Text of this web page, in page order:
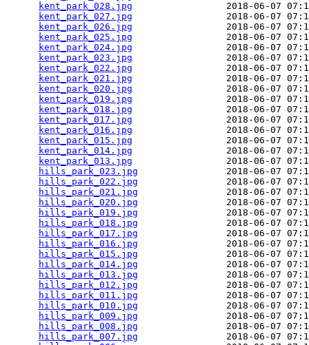
kent_park_028.jpg
2018-06-07
kent_park_027.jpg
2018-06-07
kent_park_026.jpg
2018-06-07
kent_park_025.jpg
2018-06-07
kent_park_024.jpg
2018-06-07
kent_park_023.jpg
2018-06-07
kent_park_022.jpg
2018-06-07
kent_park_021.jpg
2018-06-07
kent_park_020.jpg
2018-06-07
kent_park_019.jpg
2018-06-07
kent_park_018.jpg
2018-06-07
kent_park_017.jpg
2018-06-07
kent_park_016.jpg
2018-06-07
kent_park_015.jpg
2018-06-07
kent_park_014.jpg
2018-06-07
kent_park_013.jpg
2018-06-07
hills_park_023.jpg
2018-06-07
hills_park_022.jpg
2018-06-07
hills_park_021.jpg
2018-06-07
hills_park_020.jpg
2018-06-07
hills_park_019.jpg
2018-06-07
hills_park_018.jpg
2018-06-07
hills_park_017.jpg
2018-06-07
hills_park_016.jpg
2018-06-07
hills_park_015.jpg
2018-06-07
hills_park_014.jpg
2018-06-07
hills_park_013.jpg
2018-06-07
hills_park_012.jpg
2018-06-07
hills_park_011.jpg
2018-06-07
hills_park_010.jpg
2018-06-07
hills_park_009.jpg
2018-06-07
hills_park_008.jpg
2018-06-07
hills_park_007.jpg
2018-06-07